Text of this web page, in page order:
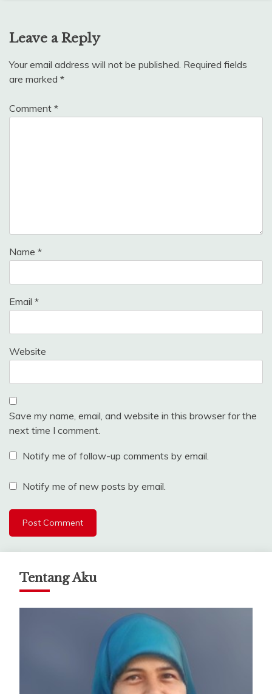
Leave a Reply
Your email address will not be published. Required fields
are marked *
Comment *
Name *
Email *
Website
Save my name, email, and website in this browser for the
next time I comment.
Notify me of follow-up comments by email.
Notify me of new posts by email.
Tentang Aku